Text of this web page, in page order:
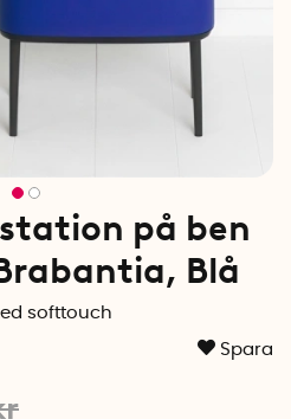
på ben
Blå
softtouch
Spara